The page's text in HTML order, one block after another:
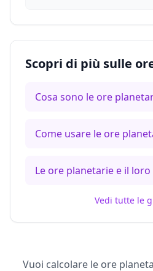
Scopri di più sulle
Cosa sono le ore
Come usare le ore
Le ore planetarie e il
Vedi tutte le
Vuoi calcolare le ore